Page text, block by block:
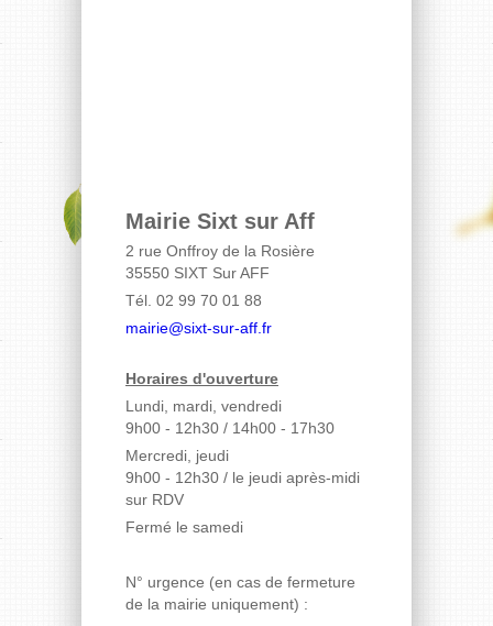
Mairie Sixt sur Aff
2 rue Onffroy de la Rosière
35550 SIXT Sur AFF
Tél. 02 99 70 01 88
mairie@sixt-sur-aff.fr
Horaires d'ouverture
Lundi, mardi, vendredi
9h00 - 12h30 / 14h00 - 17h30
Mercredi, jeudi
9h00 - 12h30 / le jeudi après-midi
sur RDV
Fermé le samedi
N° urgence (en cas de fermeture
de la mairie uniquement) :